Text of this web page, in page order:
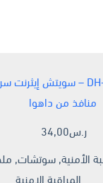
منافذ من داهوا
34,00ر.س
الأمنية,سوتشات,
المراقبة الامنية